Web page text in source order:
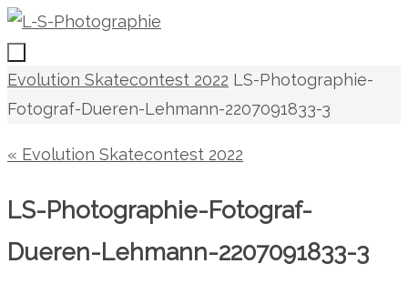
Zum
Inhalt
springen
Zum
Inhalt
Start
Evolution Skatecontest 2022 LS-Photographie-
Fotograf-Dueren-Lehmann-2207091833-3
« Evolution Skatecontest 2022
LS-Photographie-Fotograf-
Dueren-Lehmann-2207091833-3